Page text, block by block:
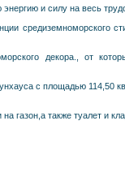
и силу на весь
средиземноморского
декора., от
с площадью 114,50
газон,а также туалет и